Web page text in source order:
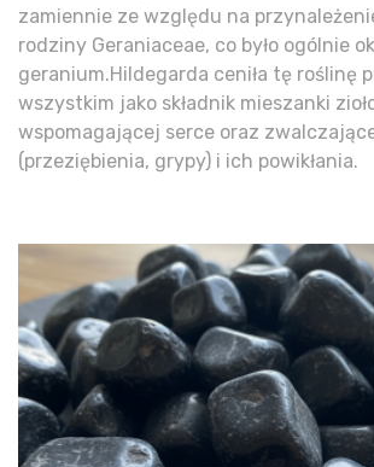
zamiennie ze względu na
rodziny Geraniaceae, co było ogólnie
geranium.Hildegarda ceniła tę roślinę
wszystkim jako składnik mieszanki
wspomagającej serce oraz
(przeziębienia, grypy) i ich powikłania.